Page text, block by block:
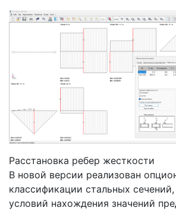
Расстановка ребер жесткости
В новой версии реализован
классификации стальных
условий нахождения значений